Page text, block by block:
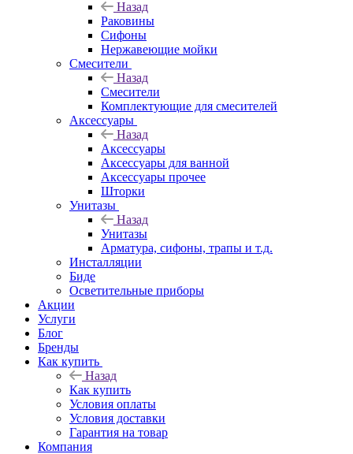
Назад
Раковины
Сифоны
Нержавеющие мойки
Смесители
Назад
Смесители
Комплектующие для смесителей
Аксессуары
Назад
Аксессуары
Аксессуары для ванной
Аксессуары прочее
Шторки
Унитазы
Назад
Унитазы
Арматура, сифоны, трапы и т.д.
Инсталляции
Биде
Осветительные приборы
Акции
Услуги
Блог
Бренды
Как купить
Назад
Как купить
Условия оплаты
Условия доставки
Гарантия на товар
Компания